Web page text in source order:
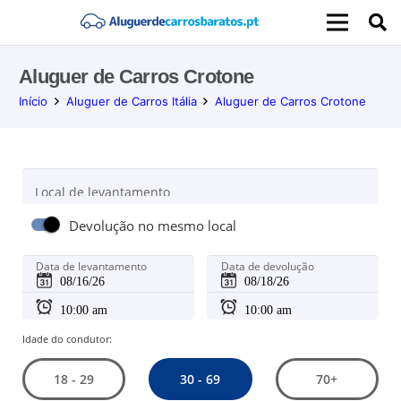
Aluguer de Carros Crotone
Início Aluguer de Carros Itália Aluguer de Carros Crotone
Local de levantamento
Devolução no mesmo local
Data de levantamento Data de devolução
Idade do condutor:
18 - 29 30 - 69 70+